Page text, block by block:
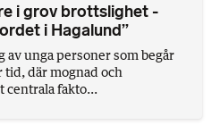
i grov brottslighet -
i Hagalund”
av unga personer som begår
där mognad och
centrala fakto...